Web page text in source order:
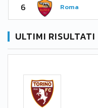
6 Roma
ULTIMI RISULTATI